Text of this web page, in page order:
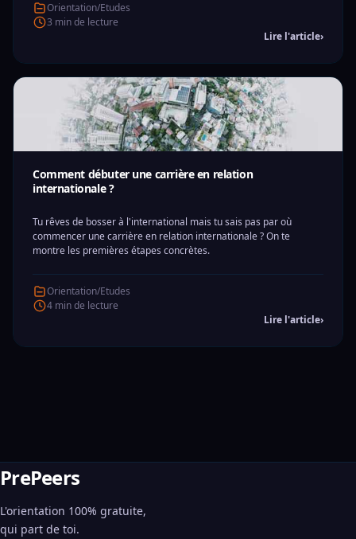
Orientation/Etudes
3 min de lecture
Lire l'article›
Comment débuter une carrière en relation
internationale ?
Tu rêves de bosser à l'international mais tu sais pas par où
commencer une carrière en relation internationale ? On te
montre les premières étapes concrètes.
Orientation/Etudes
4 min de lecture
Lire l'article›
PrePeers
L'orientation 100% gratuite,
qui part de toi.